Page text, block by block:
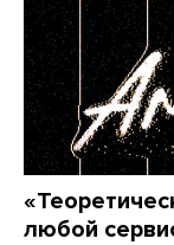
любой